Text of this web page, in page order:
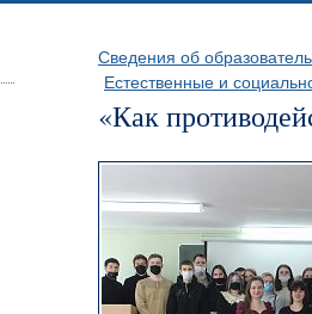
Сведения об
Естественные и
«Как